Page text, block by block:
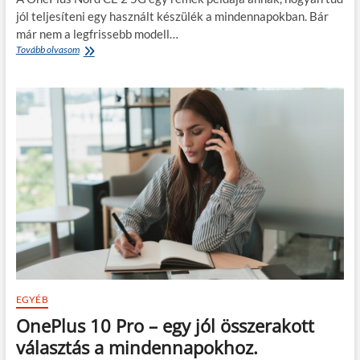
jól teljesíteni egy használt készülék a mindennapokban. Bár
már nem a legfrissebb modell…
Tovább olvasomOnePlus
2
5G
meglepően
sokat
nyújt
még
is!
EGYÉB
OnePlus 10 Pro – egy jól összerakott
választás a mindennapokhoz.